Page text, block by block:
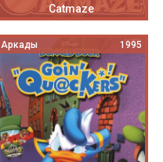
Catmaze
Аркады 1995